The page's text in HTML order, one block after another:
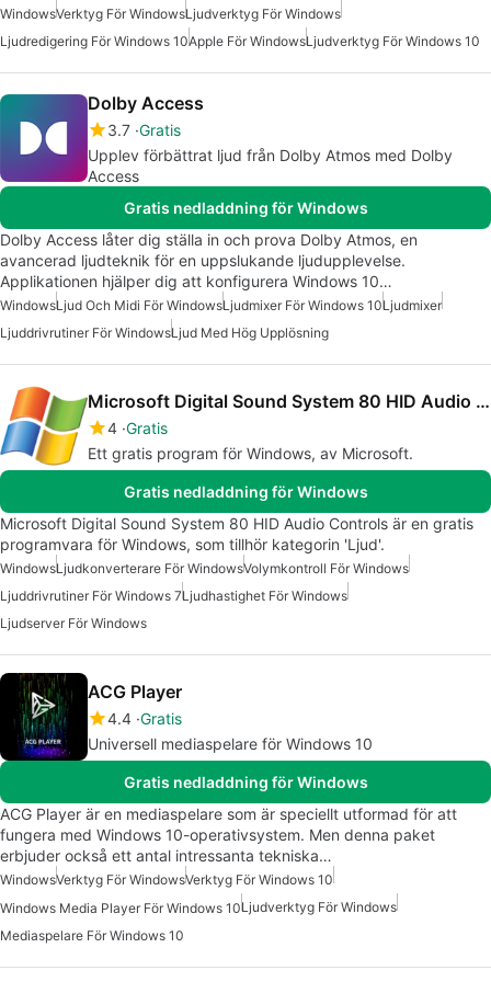
WindowsVerktyg För WindowsLjudverktyg För Windows
Ljudredigering För Windows 10Apple För WindowsLjudverktyg För Windows 10
Dolby Access
3.7 Gratis
Upplev förbättrat ljud från Dolby Atmos med Dolby
Access
Gratis nedladdning för Windows
Dolby Access låter dig ställa in och prova Dolby Atmos, en
avancerad ljudteknik för en uppslukande ljudupplevelse.
Applikationen hjälper dig att konfigurera Windows 10…
WindowsLjud Och Midi För WindowsLjudmixer För Windows 10Ljudmixer
Ljuddrivrutiner För WindowsLjud Med Hög Upplösning
Microsoft Digital Sound System 80 HID Audio Controls
4 Gratis
Ett gratis program för Windows, av Microsoft.
Gratis nedladdning för Windows
Microsoft Digital Sound System 80 HID Audio Controls är en gratis
programvara för Windows, som tillhör kategorin 'Ljud'.
WindowsLjudkonverterare För WindowsVolymkontroll För Windows
Ljuddrivrutiner För Windows 7Ljudhastighet För Windows
Ljudserver För Windows
ACG Player
4.4 Gratis
Universell mediaspelare för Windows 10
Gratis nedladdning för Windows
ACG Player är en mediaspelare som är speciellt utformad för att
fungera med Windows 10-operativsystem. Men denna paket
erbjuder också ett antal intressanta tekniska…
WindowsVerktyg För WindowsVerktyg För Windows 10
Windows Media Player För Windows 10Ljudverktyg För Windows
Mediaspelare För Windows 10